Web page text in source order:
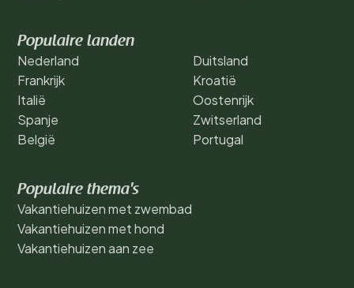
Populaire landen
Nederland
Frankrijk
Italië
Spanje
België
Duitsland
Kroatië
Oostenrijk
Zwitserland
Portugal
Populaire thema's
Vakantiehuizen met zwembad
Vakantiehuizen met hond
Vakantiehuizen aan zee